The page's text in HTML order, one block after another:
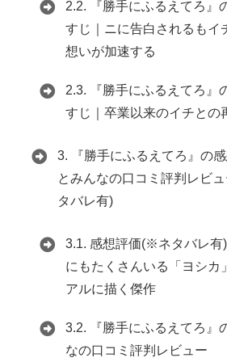
2.2. 『勝手にふるえてろ』
すじ｜ニに告白されるもイ
想いが加速する
2.3. 『勝手にふるえてろ』
すじ｜卒業以来のイチとの
3. 『勝手にふるえてろ』の
とみんなの口コミ評判レビ
タバレ有)
3.1. 感想評価(※ネタバレ有
にもたくさんいる「ヨシカ
アルに描く傑作
3.2. 『勝手にふるえてろ』
なの口コミ評判レビュー